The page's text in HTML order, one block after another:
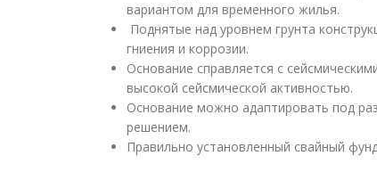
вариантом для временного жилья.
Поднятые над уровнем грунта
гниения и коррозии.
Основание справляется с
высокой сейсмической активностью.
Основание можно адаптировать под
решением.
Правильно установленный свайный